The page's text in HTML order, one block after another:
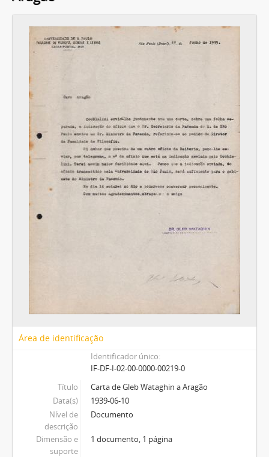
Área de identificação
Identificador único
IF-DF-I-02-00-0000-00219-0
Título
Carta de Gleb Wataghin a Aragão
Data(s)
1939-06-10
Nível de
descrição
Documento
Dimensão e
suporte
1 documento, 1 página